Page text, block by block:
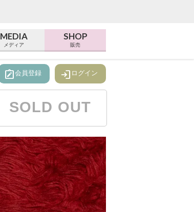
MEDIA
メディア
SHOP
販売
note_alt会員登録 login ログイン
SOLD OUT